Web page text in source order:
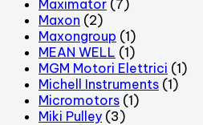
Maximator (7)
Maxon (2)
Maxongroup (1)
MEAN WELL (1)
MGM Motori Elettrici (1)
Michell Instruments (1)
Micromotors (1)
Miki Pulley (3)